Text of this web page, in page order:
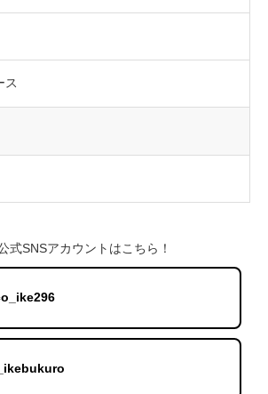
ス
式SNSアカウントはこちら！